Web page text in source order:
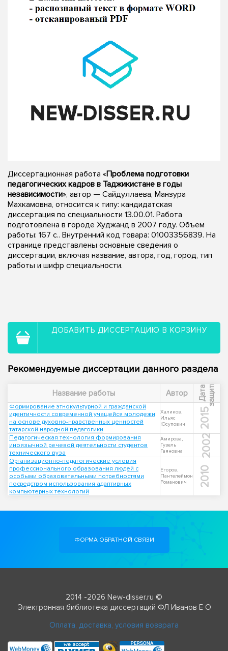
Диссертационная работа «Проблема подготовки
педагогических кадров в Таджикистане в годы
независимости», автор — Сайдуллаева, Манзура
Махкамовна, относится к типу: кандидатская
диссертация по специальности 13.00.01. Работа
подготовлена в городе Худжанд в 2007 году. Объем
работы: 167 с.. Внутренний код товара: 01003356839. На
странице представлены основные сведения о
диссертации, включая название, автора, год, город, тип
работы и шифр специальности.
ДОБАВИТЬ ДИССЕРТАЦИЮ В КОРЗИНУ
Рекомендуемые диссертации данного раздела
Название работы Автор Д
а
т
а
з
а
щ
и
т ы
Формирование этнокультурной и гражданской
идентичности современной учащейся молодежи
на основе духовно-нравственных ценностей
татарской народной педагогики
Халиков,
Ильяс
Юсупович
2015
Педагогическая технология формирования
иноязычной речевой деятельности студентов
технического вуза
Амирова,
Гузель
Гаяновна
2002
Организационно-педагогические условия
профессионального образования людей с
особыми образовательными потребностями
посредством использования адаптивных
компьютерных технологий
Егоров,
Пантелеймон
Романович
2010
ФОРМА ОБРАТНОЙ СВЯЗИ
2014 -2026 New-disser.ru ©
Электронная библиотека диссертаций ФЛ Иванов Е О
Оплата, доставка, условия возврата